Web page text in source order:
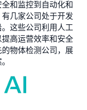
和监控到自动化和
几家公司处于开发
这些公司利用人工
高运营效率和安全
物体检测公司，展